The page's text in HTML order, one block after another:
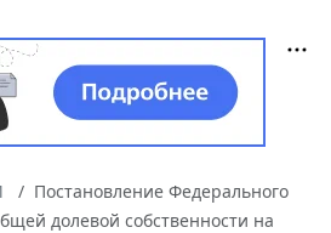
Постановление Федерального
долевой собственности на